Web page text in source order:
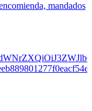
mandados